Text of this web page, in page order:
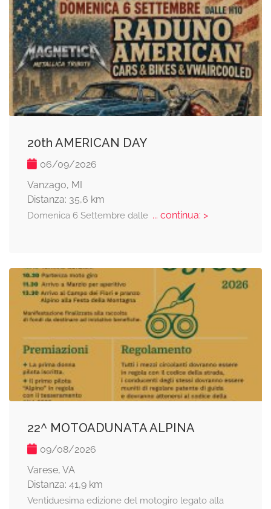
20th AMERICAN DAY
06/09/2026
Vanzago, MI
Distanza: 35,6 km
Domenica 6 Settembre dalle... continua: >
22^ MOTOADUNATA ALPINA
09/08/2026
Varese, VA
Distanza: 41,9 km
Ventiduesima edizione del motogiro legato alla